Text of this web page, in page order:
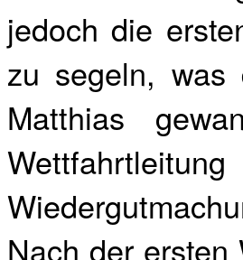
jedoch die
zu segeln,
Matthias
Nach der